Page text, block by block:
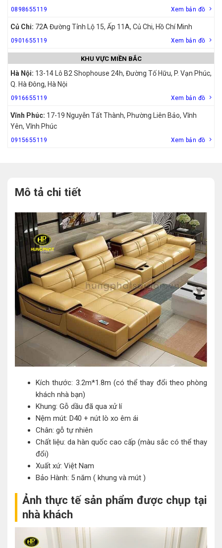
0898655119 Xem bản đồ
Củ Chi: 72A Đường Tỉnh Lộ 15, Ấp 11A, Củ Chi, Hồ Chí Minh
0901655119 Xem bản đồ
KHU VỰC MIỀN BẮC
Hà Nội: 13-14 Lô B2 Shophouse 24h, Đường Tố Hữu, P. Vạn Phúc,
Q. Hà Đông, Hà Nội
0916655119 Xem bản đồ
Vĩnh Phúc: 17-19 Nguyễn Tất Thành, Phường Liên Bảo, Vĩnh
Yên, Vĩnh Phúc
0915655119 Xem bản đồ
Mô tả chi tiết
Kích thước: 3.2m*1.8m (có thể thay đổi theo phòng
khách nhà bạn)
Khung: Gỗ dầu đã qua xử lí
Nệm mút: D40 + nút lò xo êm ái
Chân: gỗ tự nhiên
Chất liệu: da hàn quốc cao cấp (màu sắc có thể thay
đổi)
Xuất xứ: Việt Nam
Bảo Hành: 5 năm ( khung và mút )
Ảnh thực tế sản phẩm được chụp tại
nhà khách